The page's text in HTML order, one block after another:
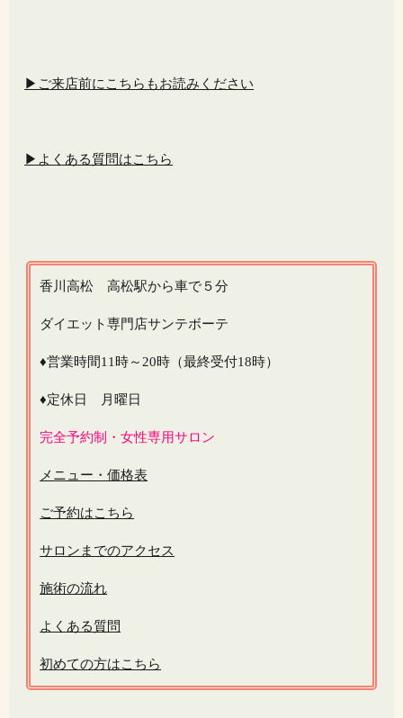
▶ご来店前にこちらもお読みください
▶よくある質問はこちら
香川高松 高松駅から車で５分
ダイエット専門店サンテボーテ
♦営業時間11時～20時（最終受付18時）
♦定休日 月曜日
完全予約制・女性専用サロン
メニュー・価格表
ご予約はこちら
サロンまでのアクセス
施術の流れ
よくある質問
初めての方はこちら